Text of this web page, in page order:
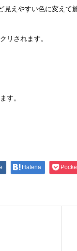
見えやすい色に変えて
リされます。
す。
Hatena